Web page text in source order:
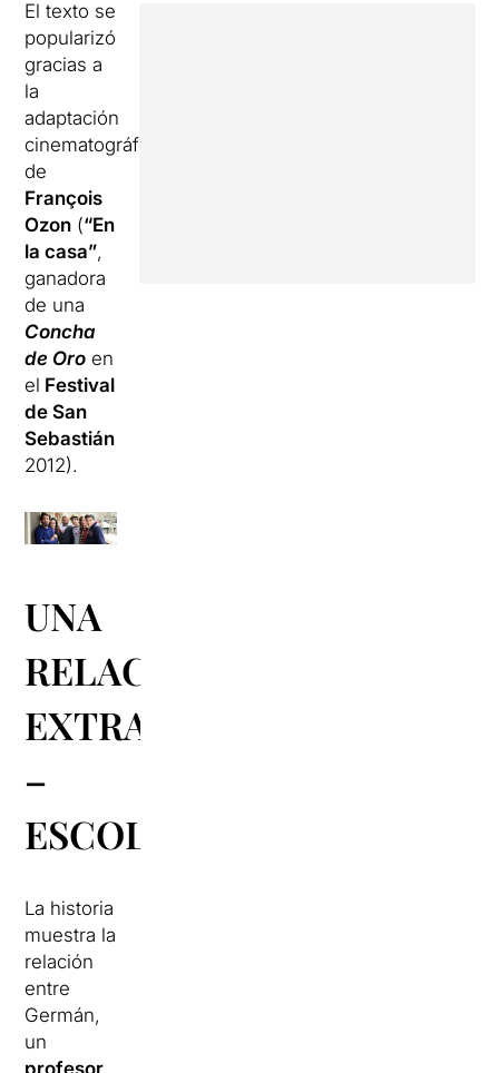
El texto se
popularizó
gracias a
la
adaptación
cinematográfica
de
François
Ozon (“En
la casa”,
ganadora
de una
Concha
de Oro en
el Festival
de San
Sebastián
2012).
UNA
RELACIÓN
EXTRA
–
ESCOLAR
La historia
muestra la
relación
entre
Germán,
un